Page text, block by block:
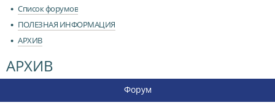
Список форумов
ПОЛЕЗНАЯ ИНФОРМАЦИЯ
АРХИВ
АРХИВ
Форум